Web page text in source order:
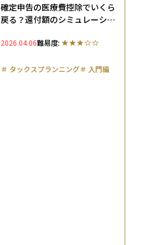
確定申告の医療費控除でいくら
戻る？還付額のシミュレーショ
まで解説
2026.04.06難易度:
＃ タックスプランニング＃ 入門編